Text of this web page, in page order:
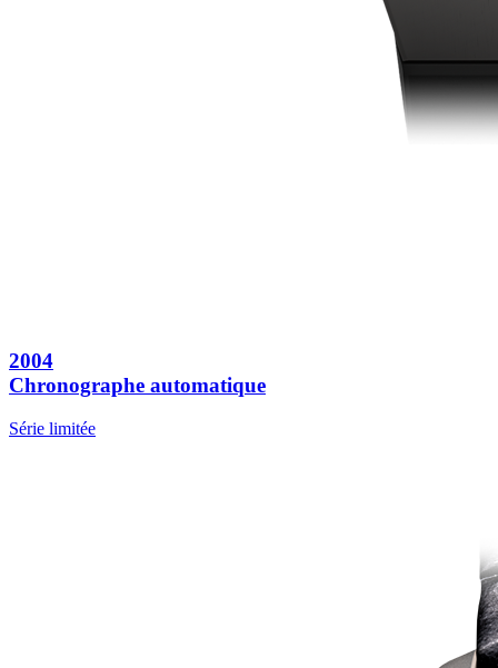
2004
Chronographe automatique
Série limitée